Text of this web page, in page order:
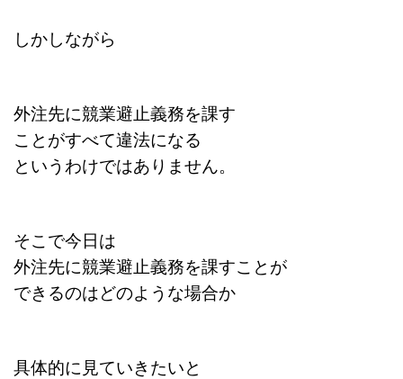
しかしながら
外注先に競業避止義務を課す
ことがすべて違法になる
というわけではありません。
そこで今日は
外注先に競業避止義務を課すことが
できるのはどのような場合か
具体的に見ていきたいと